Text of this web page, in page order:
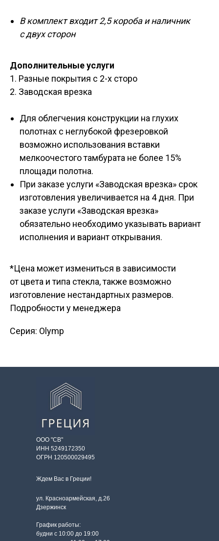
В комплект входит 2,5 короба и наличник
с двух сторон
Дополнительные услуги
1. Разные покрытия с 2-х сторо
2. Заводская врезка
Для облегчения конструкции на глухих
полотнах с неглубокой фрезеровкой
возможно использования вставки
мелкоочестого тамбурата не более 15%
площади полотна.
При заказе услуги «Заводская врезка» срок
изготовления увеличивается на 4 дня. При
заказе услуги «Заводская врезка»
обязательно необходимо указывать вариант
исполнения и вариант открывания.
*Цена может измениться в зависимости
от цвета и типа стекла, также возможно
изготовление нестандартных размеров.
Подробности у менеджера
Серия: Olymp
Ждем Вас в Греции!
ул. Красноармейская, д.26
Дзержинск
График работы:
будни с 10:00 до 19:00
ООО "СВ"
ИНН 5249172350
ОГРН 120500029495